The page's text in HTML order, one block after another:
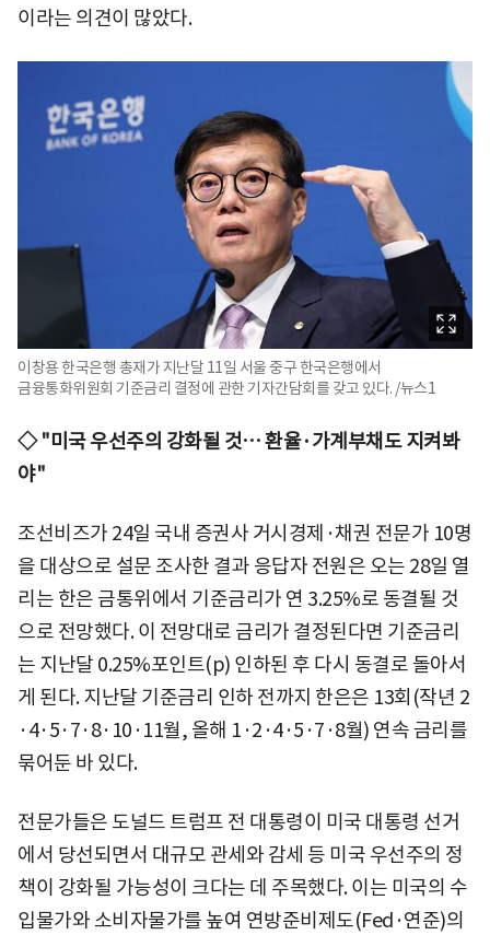
이라는 의견이 많았다.
이창용 한국은행 총재가 지난달 11일 서울 중구 한국은행에서
금융통화위원회 기준금리 결정에 관한 기자간담회를 갖고 있다. /뉴스1
◇ "미국 우선주의 강화될 것… 환율·가계부채도 지켜봐
야"
조선비즈가 24일 국내 증권사 거시경제·채권 전문가 10명
을 대상으로 설문 조사한 결과 응답자 전원은 오는 28일 열
리는 한은 금통위에서 기준금리가 연 3.25%로 동결될 것
으로 전망했다. 이 전망대로 금리가 결정된다면 기준금리
는 지난달 0.25%포인트(p) 인하된 후 다시 동결로 돌아서
게 된다. 지난달 기준금리 인하 전까지 한은은 13회(작년 2
·4·5·7·8·10·11월, 올해 1·2·4·5·7·8월) 연속 금리를
묶어둔 바 있다.
전문가들은 도널드 트럼프 전 대통령이 미국 대통령 선거
에서 당선되면서 대규모 관세와 감세 등 미국 우선주의 정
책이 강화될 가능성이 크다는 데 주목했다. 이는 미국의 수
입물가와 소비자물가를 높여 연방준비제도(Fed·연준)의